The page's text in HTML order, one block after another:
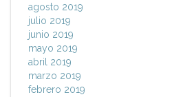
agosto 2019
julio 2019
junio 2019
mayo 2019
abril 2019
marzo 2019
febrero 2019